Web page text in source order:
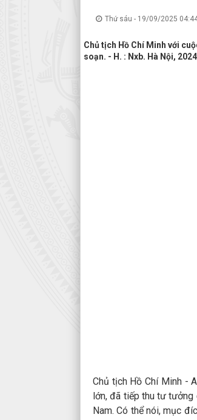
Thứ sáu - 19/09/2025
Chủ tịch Hồ Chí Minh với
soạn. - H. : Nxb. Hà Nội,
Chủ tịch Hồ Chí Minh -
lớn, đã tiếp thu tư
Nam. Có thể nói, mục